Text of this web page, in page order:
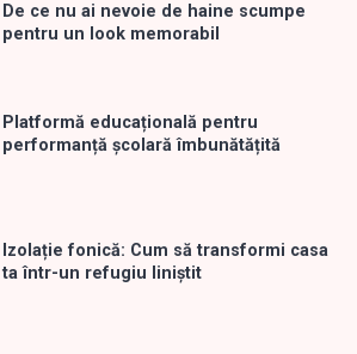
De ce nu ai nevoie de haine scumpe
pentru un look memorabil
Platformă educațională pentru
performanță școlară îmbunătățită
Izolație fonică: Cum să transformi casa
ta într-un refugiu liniștit